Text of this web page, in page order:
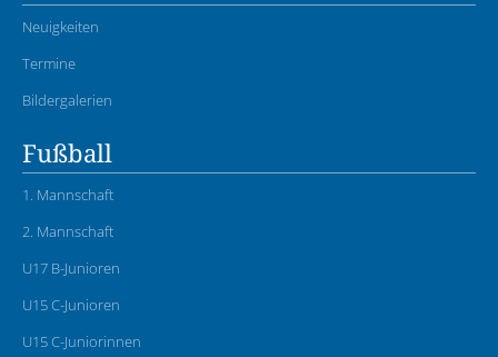
Neuigkeiten
Termine
Bildergalerien
Fußball
1. Mannschaft
2. Mannschaft
U17 B-Junioren
U15 C-Junioren
U15 C-Juniorinnen